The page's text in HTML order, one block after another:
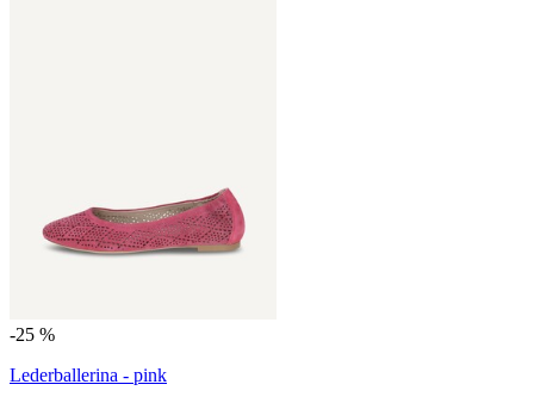
-25 %
Lederballerina - pink